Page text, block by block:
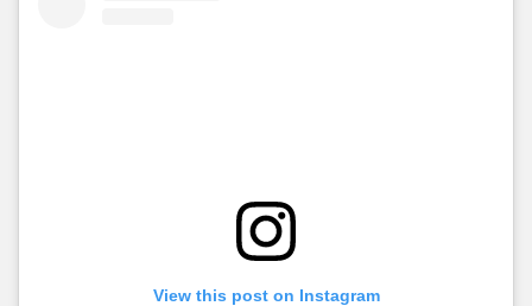
View this post on Instagram